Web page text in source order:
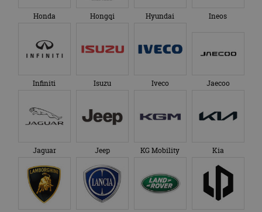
Honda Hongqi Hyundai Ineos
Infiniti Isuzu Iveco Jaecoo
Jaguar Jeep KG Mobility Kia